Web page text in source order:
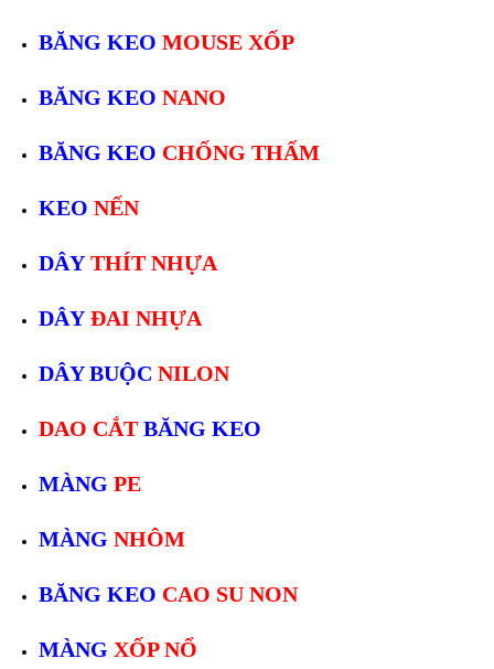
BĂNG KEO MOUSE XỐP
BĂNG KEO NANO
BĂNG KEO CHỐNG THẤM
KEO NẾN
DÂY THÍT NHỰA
DÂY ĐAI NHỰA
DÂY BUỘC NILON
DAO CẮT BĂNG KEO
MÀNG PE
MÀNG NHÔM
BĂNG KEO CAO SU NON
MÀNG XỐP NỔ